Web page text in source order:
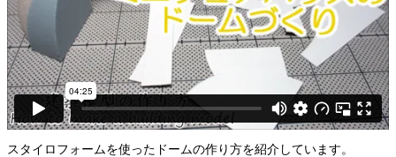
スタイロフォームを使ったドームの作り方を紹介しています。